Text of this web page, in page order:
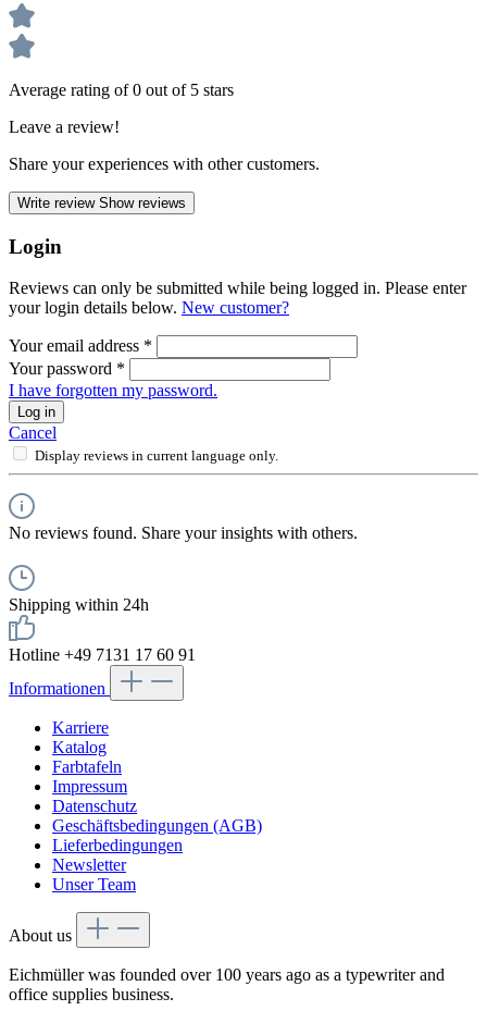
Average rating of 0 out of 5 stars
Leave a review!
Share your experiences with other customers.
Write review Show reviews
Login
Reviews can only be submitted while being logged in. Please enter
your login details below. New customer?
Your email address *
Your password *
I have forgotten my password.
Log in
Cancel
Display reviews in current language only.
No reviews found. Share your insights with others.
Shipping within 24h
Hotline +49 7131 17 60 91
Informationen
Karriere
Katalog
Farbtafeln
Impressum
Datenschutz
Geschäftsbedingungen (AGB)
Lieferbedingungen
Newsletter
Unser Team
About us
Eichmüller was founded over 100 years ago as a typewriter and
office supplies business.